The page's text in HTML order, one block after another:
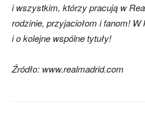
i wszystkim, którzy pracują w
rodzinie, przyjaciołom i fanom!
i o kolejne wspólne tytuły!
Źródło: www.realmadrid.com